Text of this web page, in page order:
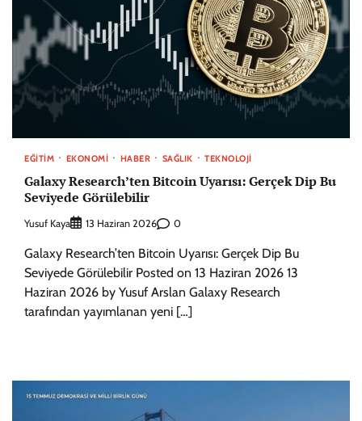
EĞITIM EKONOMI HABER SAĞLIK TEKNOLOJI
Galaxy Research’ten Bitcoin Uyarısı: Gerçek Dip Bu
Seviyede Görülebilir
Yusuf Kaya 13 Haziran 2026 0
Galaxy Research’ten Bitcoin Uyarısı: Gerçek Dip Bu
Seviyede Görülebilir Posted on 13 Haziran 2026 13
Haziran 2026 by Yusuf Arslan Galaxy Research
tarafından yayımlanan yeni […]